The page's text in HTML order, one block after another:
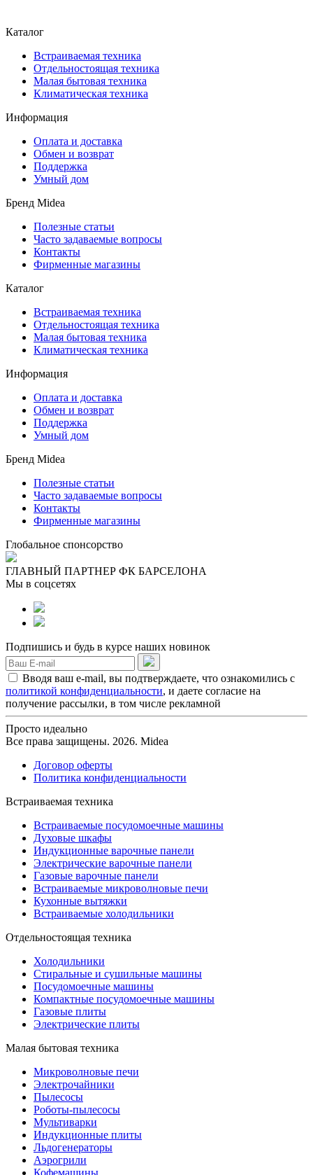
Каталог
Встраиваемая техника
Отдельностоящая техника
Малая бытовая техника
Климатическая техника
Информация
Оплата и доставка
Обмен и возврат
Поддержка
Умный дом
Бренд Midea
Полезные статьи
Часто задаваемые вопросы
Контакты
Фирменные магазины
Каталог
Встраиваемая техника
Отдельностоящая техника
Малая бытовая техника
Климатическая техника
Информация
Оплата и доставка
Обмен и возврат
Поддержка
Умный дом
Бренд Midea
Полезные статьи
Часто задаваемые вопросы
Контакты
Фирменные магазины
Глобальное спонсорство
ГЛАВНЫЙ ПАРТНЕР ФК БАРСЕЛОНА
Мы в соцсетях
Подпишись и будь в курсе наших новинок
Вводя ваш e-mail, вы подтверждаете, что ознакомились с
политикой конфиденциальности, и даете согласие на
получение рассылки, в том числе рекламной
Просто идеально
Все права защищены. 2026. Midea
Договор оферты
Политика конфиденциальности
Встраиваемая техника
Встраиваемые посудомоечные машины
Духовые шкафы
Индукционные варочные панели
Электрические варочные панели
Газовые варочные панели
Встраиваемые микроволновые печи
Кухонные вытяжки
Встраиваемые холодильники
Отдельностоящая техника
Холодильники
Стиральные и сушильные машины
Посудомоечные машины
Компактные посудомоечные машины
Газовые плиты
Электрические плиты
Малая бытовая техника
Микроволновые печи
Электрочайники
Пылесосы
Роботы-пылесосы
Мультиварки
Индукционные плиты
Льдогенераторы
Аэрогрили
Кофемашины